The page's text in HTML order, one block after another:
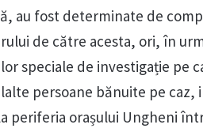
au fost determinate de
de către acesta, ori, în
speciale de investigație pe
persoane bănuite pe caz,
periferia orașului Ungheni